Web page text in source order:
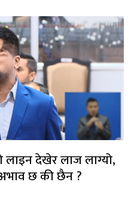
लाइन देखेर लाज लाग्यो,
अभाव छ की छैन ?